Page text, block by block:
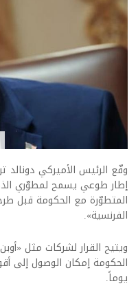
وقّع الرئيس الأميركي دونالد
إطار طوعي يسمح لمطوّري
المتطوّرة مع الحكومة قبل
الفرنسية».
ويتيح القرار لشركات مثل
الحكومة إمكان الوصول إلى
يوماً.